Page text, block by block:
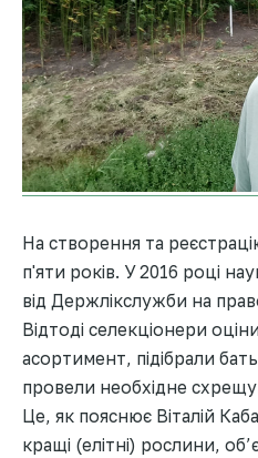
На створення та
п'яти років. У 2016 році
від Держлікслужби на
Відтоді селекціонери
асортимент, підібрали
провели необхідне
Це, як пояснює Віталій
кращі (елітні) рослини,